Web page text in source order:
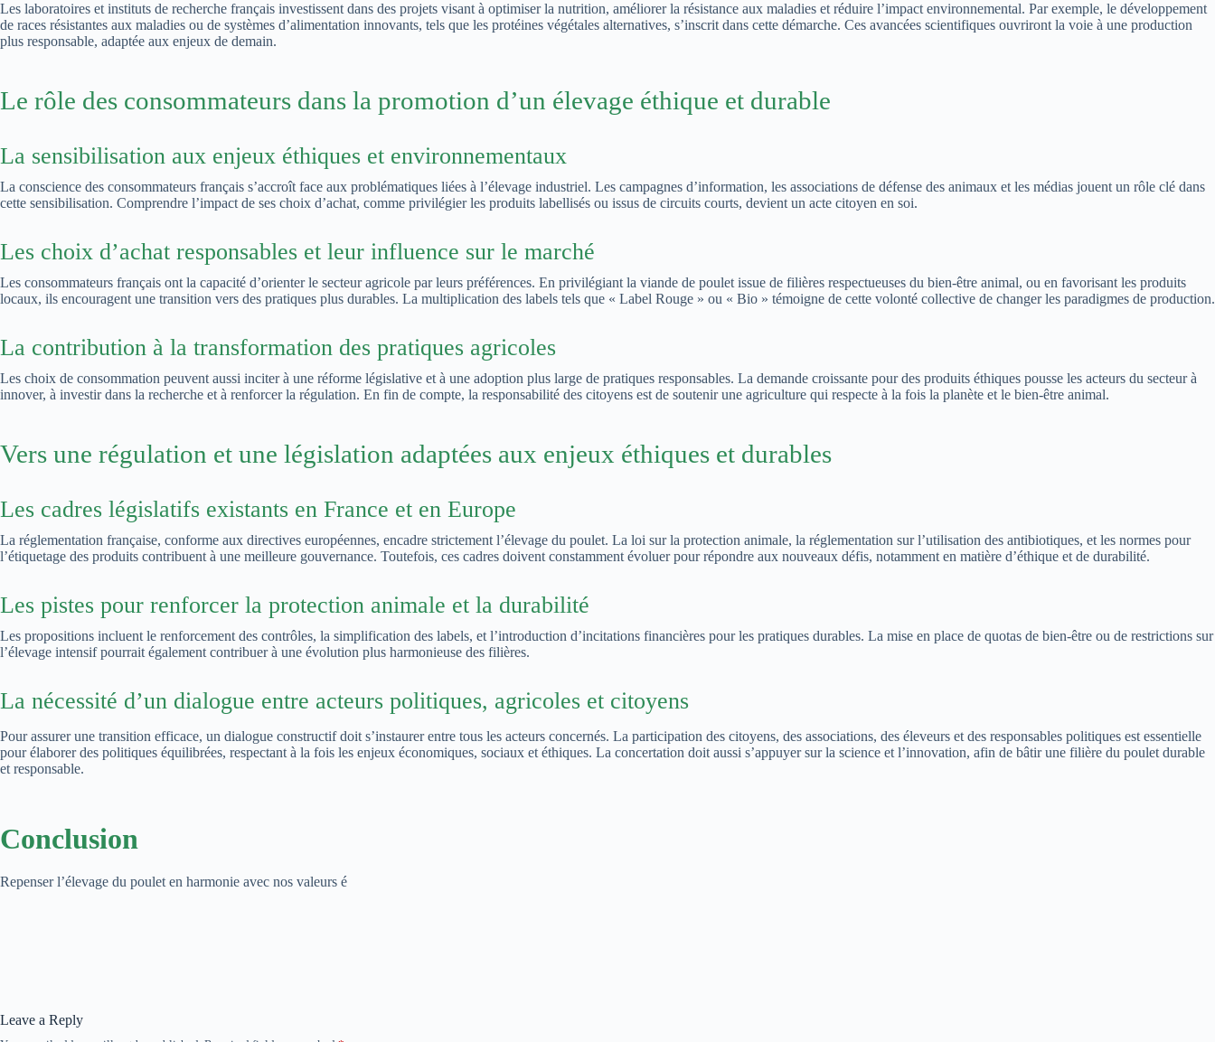
Les laboratoires et instituts de recherche français investissent dans des projets visant à optimiser la nutrition, améliorer la résistance aux maladies et réduire l’impact environnemental. Par exemple, le développement
de races résistantes aux maladies ou de systèmes d’alimentation innovants, tels que les protéines végétales alternatives, s’inscrit dans cette démarche. Ces avancées scientifiques ouvriront la voie à une production
plus responsable, adaptée aux enjeux de demain.
Le rôle des consommateurs dans la promotion d’un élevage éthique et durable
La sensibilisation aux enjeux éthiques et environnementaux
La conscience des consommateurs français s’accroît face aux problématiques liées à l’élevage industriel. Les campagnes d’information, les associations de défense des animaux et les médias jouent un rôle clé dans
cette sensibilisation. Comprendre l’impact de ses choix d’achat, comme privilégier les produits labellisés ou issus de circuits courts, devient un acte citoyen en soi.
Les choix d’achat responsables et leur influence sur le marché
Les consommateurs français ont la capacité d’orienter le secteur agricole par leurs préférences. En privilégiant la viande de poulet issue de filières respectueuses du bien-être animal, ou en favorisant les produits
locaux, ils encouragent une transition vers des pratiques plus durables. La multiplication des labels tels que « Label Rouge » ou « Bio » témoigne de cette volonté collective de changer les paradigmes de production.
La contribution à la transformation des pratiques agricoles
Les choix de consommation peuvent aussi inciter à une réforme législative et à une adoption plus large de pratiques responsables. La demande croissante pour des produits éthiques pousse les acteurs du secteur à
innover, à investir dans la recherche et à renforcer la régulation. En fin de compte, la responsabilité des citoyens est de soutenir une agriculture qui respecte à la fois la planète et le bien-être animal.
Vers une régulation et une législation adaptées aux enjeux éthiques et durables
Les cadres législatifs existants en France et en Europe
La réglementation française, conforme aux directives européennes, encadre strictement l’élevage du poulet. La loi sur la protection animale, la réglementation sur l’utilisation des antibiotiques, et les normes pour
l’étiquetage des produits contribuent à une meilleure gouvernance. Toutefois, ces cadres doivent constamment évoluer pour répondre aux nouveaux défis, notamment en matière d’éthique et de durabilité.
Les pistes pour renforcer la protection animale et la durabilité
Les propositions incluent le renforcement des contrôles, la simplification des labels, et l’introduction d’incitations financières pour les pratiques durables. La mise en place de quotas de bien-être ou de restrictions sur
l’élevage intensif pourrait également contribuer à une évolution plus harmonieuse des filières.
La nécessité d’un dialogue entre acteurs politiques, agricoles et citoyens
Pour assurer une transition efficace, un dialogue constructif doit s’instaurer entre tous les acteurs concernés. La participation des citoyens, des associations, des éleveurs et des responsables politiques est essentielle
pour élaborer des politiques équilibrées, respectant à la fois les enjeux économiques, sociaux et éthiques. La concertation doit aussi s’appuyer sur la science et l’innovation, afin de bâtir une filière du poulet durable
et responsable.
Conclusion
Repenser l’élevage du poulet en harmonie avec nos valeurs é
Leave a Reply